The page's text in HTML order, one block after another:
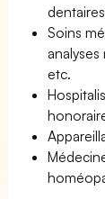
Soins
etc.